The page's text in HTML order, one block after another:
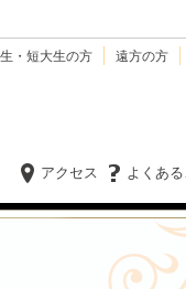
・短大生の方 遠方の方
よくあ
アクセス